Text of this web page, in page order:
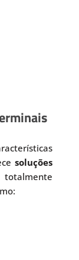
soluções